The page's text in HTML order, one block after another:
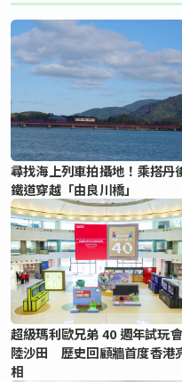
尋找海上列車拍攝地！乘搭丹
鐵道穿越「由良川橋」
超級瑪利歐兄弟 40 週年試玩
陸沙田 歷史回顧牆首度香港
相